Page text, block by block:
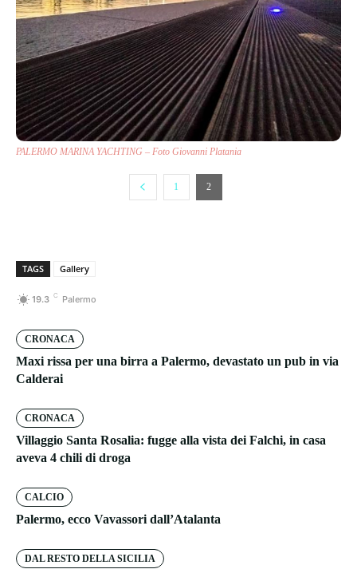
PALERMO MARINA YACHTING – Foto Giovanni Platania
1 2
TAGS Gallery
19.3 C Palermo
CRONACA
Maxi rissa per una birra a Palermo, devastato un pub in via
Calderai
CRONACA
Villaggio Santa Rosalia: fugge alla vista dei Falchi, in casa
aveva 4 chili di droga
CALCIO
Palermo, ecco Vavassori dall’Atalanta
DAL RESTO DELLA SICILIA